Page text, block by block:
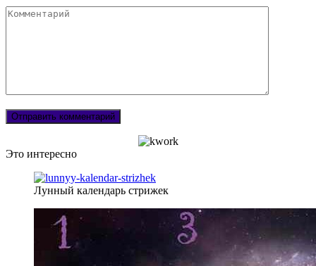
Комментарий
Это интересно
Лунный календарь стрижек